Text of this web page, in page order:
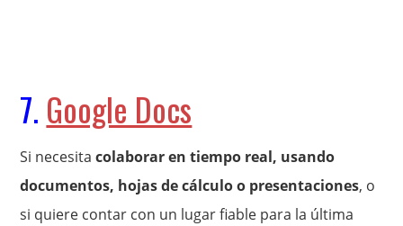
7. Google Docs
Si necesitacolaborar en tiempo real, usando
documentos, hojas de cálculo o presentaciones, o
si quiere contar con un lugar fiable para la última